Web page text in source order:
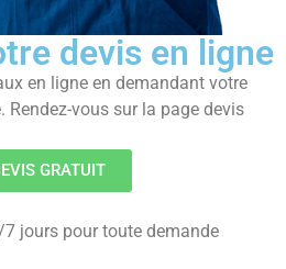
devis en ligne
en ligne en demandant votre
Rendez-vous sur la page devis
GRATUIT
jours pour toute demande